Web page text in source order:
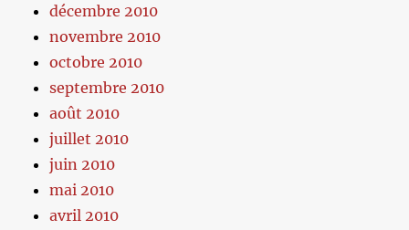
décembre 2010
novembre 2010
octobre 2010
septembre 2010
août 2010
juillet 2010
juin 2010
mai 2010
avril 2010